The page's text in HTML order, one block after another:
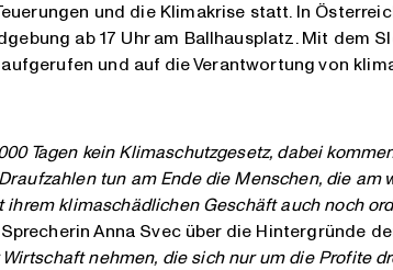
und die Klimakrise statt. In
ab 17 Uhr am Ballhausplatz. Mit dem
und auf die Verantwortung von
Tagen kein Klimaschutzgesetz, dabei
tun am Ende die Menschen, die am
ihrem klimaschädlichen Geschäft auch noch
Sprecherin Anna Svec über die Hintergründe
nehmen, die sich nur um die Profite